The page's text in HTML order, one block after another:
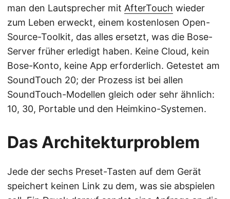
man den Lautsprecher mit AfterTouch wieder
zum Leben erweckt, einem kostenlosen Open-
Source-Toolkit, das alles ersetzt, was die Bose-
Server früher erledigt haben. Keine Cloud, kein
Bose-Konto, keine App erforderlich. Getestet am
SoundTouch 20; der Prozess ist bei allen
SoundTouch-Modellen gleich oder sehr ähnlich:
10, 30, Portable und den Heimkino-Systemen.
Das Architekturproblem
Jede der sechs Preset-Tasten auf dem Gerät
speichert keinen Link zu dem, was sie abspielen